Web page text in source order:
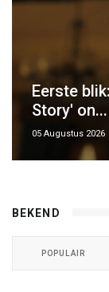
Eerste
Story' on...
05 Augustus 2026
BEKEND
POPULAIR